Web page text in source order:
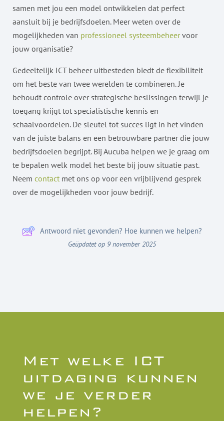
samen met jou een model ontwikkelen dat perfect
aansluit bij je bedrijfsdoelen. Meer weten over de
mogelijkheden van professioneel systeembeheervoor
jouw organisatie?
Gedeeltelijk ICT beheer uitbesteden biedt de flexibiliteit
om het beste van twee werelden te combineren. Je
behoudt controle over strategische beslissingen terwijl je
toegang krijgt tot specialistische kennis en
schaalvoordelen. De sleutel tot succes ligt in het vinden
van de juiste balans en een betrouwbare partner die jouw
bedrijfsdoelen begrijpt. Bij Aucuba helpen we je graag om
te bepalen welk model het beste bij jouw situatie past.
Neem contact met ons op voor een vrijblijvend gesprek
over de mogelijkheden voor jouw bedrijf.
Antwoord niet gevonden? Hoe kunnen we helpen?
Geüpdatet op 9 november 2025
Met welke ICT
uitdaging kunnen
we je verder
helpen?